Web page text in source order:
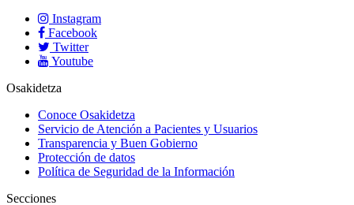
Instagram
Facebook
Twitter
Youtube
Osakidetza
Conoce Osakidetza
Servicio de Atención a Pacientes y Usuarios
Transparencia y Buen Gobierno
Protección de datos
Política de Seguridad de la Información
Secciones